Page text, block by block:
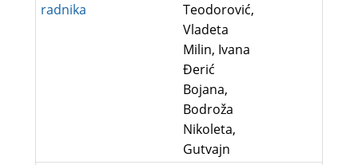
radnika
Teodorović,
Vladeta
Milin, Ivana
Đerić
Bojana,
Bodroža
Nikoleta,
Gutvajn